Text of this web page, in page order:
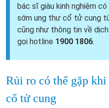
bác sĩ giàu kinh nghiệm
sớm ung thư cổ tử cung
cũng như thông tin về
gọi hotline 1900 1806.
Rủi ro có thể gặp
cổ tử cung